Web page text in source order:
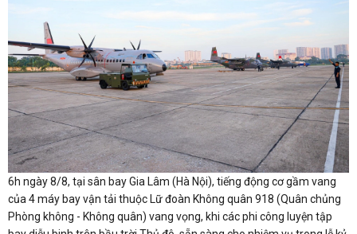
6h ngày 8/8, tại sân bay Gia Lâm (Hà Nội), tiếng động cơ gầm vang
của 4 máy bay vận tải thuộc Lữ đoàn Không quân 918 (Quân chủng
Phòng không - Không quân) vang vọng, khi các phi công luyện tập